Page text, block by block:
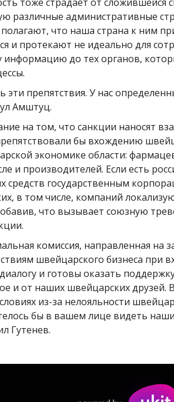
различные административные
что наша страна к ним
и протекают не идеально для
информацию до тех органов,
эти препятствия. У нас
Амштуц.
на том, что санкции наносят
бы вхождению
экономике области:
и производителей. Если есть
средств государственным
в том числе, компаний
что вызывает союзную
комиссия, направленная на
швейцарского бизнеса при
и готовы оказать
и от наших швейцарских друзей.
из-за нелояльности
бы в вашем лице видеть
Гутенев.